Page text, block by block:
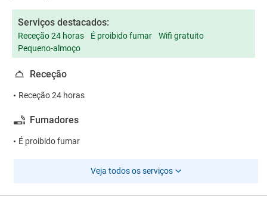
Serviços destacados:
Receção 24 horas É proibido fumar
Wifi gratuito
Pequeno-almoço
Receção
Receção 24 horas
Fumadores
É proibido fumar
Veja todos os serviços